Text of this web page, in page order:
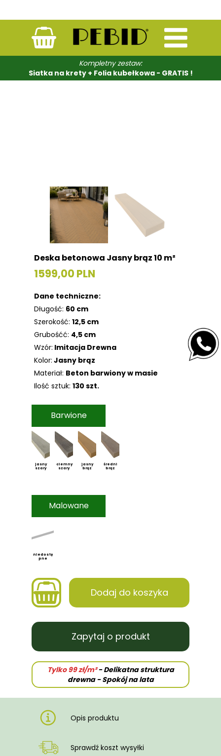
Deska betonowa Jasny brąz 10 m²
Dane techniczne:
Długość: 60 cm
Szerokość: 12,5 cm
Grubośćć: 4,5 cm
Wzór: Imitacja Drewna
Kolor: Jasny brąz
Materiał: Beton barwiony w masie
Ilość sztuk: 130 szt.
1599,00 PLN
Barwione
Malowane
jasny
szary
ciemny
szary
jasny
brąz
średni
brąz
niedostę
pne
Zapytaj o produkt
Dodaj do koszyka
Tylko 99 zł/m²- Delikatna struktura
drewna - Spokój na lata
Kompletny zestaw:
Siatka na krety + Folia kubełkowa - GRATIS !
Sprawdź koszt wysyłki
Opis produktu